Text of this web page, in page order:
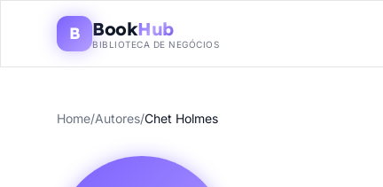
B BookHub
BIBLIOTECA DE NEGÓCIOS
Home/Autores/Chet Holmes